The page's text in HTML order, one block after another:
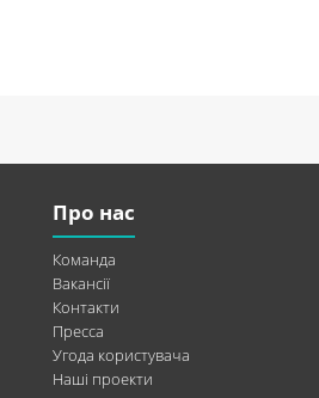
Про нас
Команда
Вакансії
Контакти
Пресса
Угода користувача
Наші проекти